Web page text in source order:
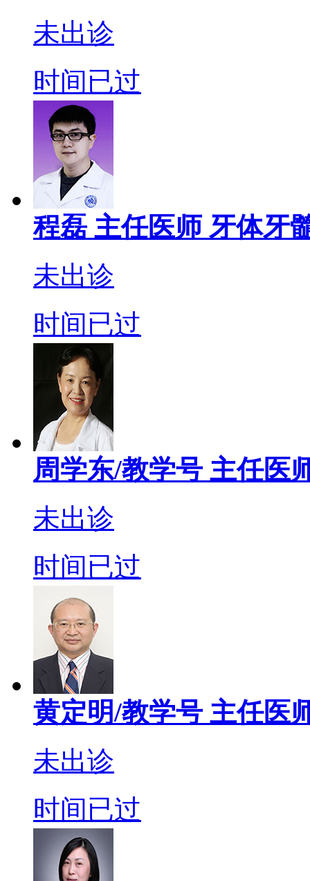
未出诊
时间已过
程磊 主任医师 牙体牙
未出诊
时间已过
周学东/教学号 主任医
未出诊
时间已过
黄定明/教学号 主任医
未出诊
时间已过